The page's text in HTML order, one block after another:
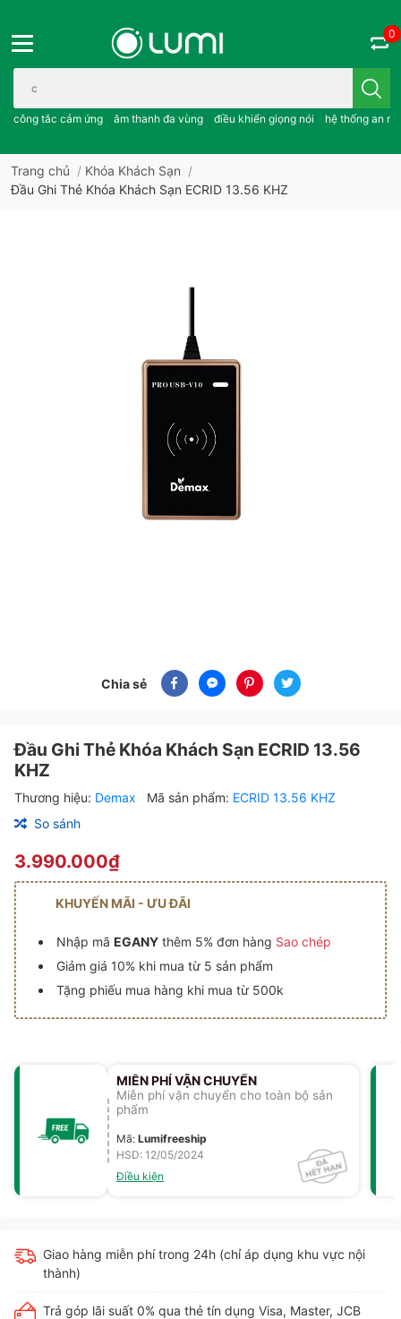
Bạn cần tìm gì..; công tắc cảm ứng..; âm thanh đa vùng ; điều
công tắc cảm ứng âm thanh đa vùng điều khiển giọng nói hệ thống an
0
Trang chủ / Khóa Khách Sạn /
Đầu Ghi Thẻ Khóa Khách Sạn ECRID 13.56 KHZ
Chia sẻ
Đầu Ghi Thẻ Khóa Khách Sạn ECRID 13.56
KHZ
Thương hiệu: Demax Mã sản phẩm: ECRID 13.56 KHZ
So sánh
3.990.000₫
KHUYẾN MÃI - ƯU ĐÃI
Nhập mã EGANYthêm 5% đơn hàng Sao chép
Giảm giá 10% khi mua từ 5 sản phẩm
Tặng phiếu mua hàng khi mua từ 500k
MIỄN PHÍ VẬN CHUYỂN
Miễn phí vận chuyển cho toàn bộ sản
phẩm
Mã: Lumifreeship
HSD: 12/05/2024
Điều kiện
Giao hàng miễn phí trong 24h (chỉ áp dụng khu vực nội
thành)
Trả góp lãi suất 0% qua thẻ tín dụng Visa, Master, JCB